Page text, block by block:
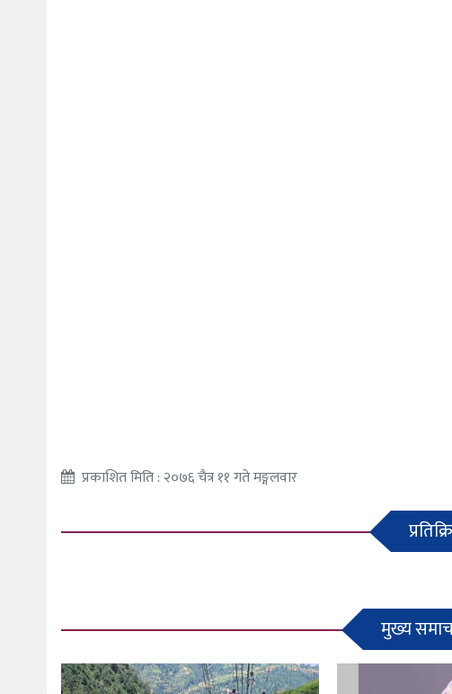
प्रकाशित मिति : २०७६ चैत्र ११ गते मङ्गलवार
मुख्य